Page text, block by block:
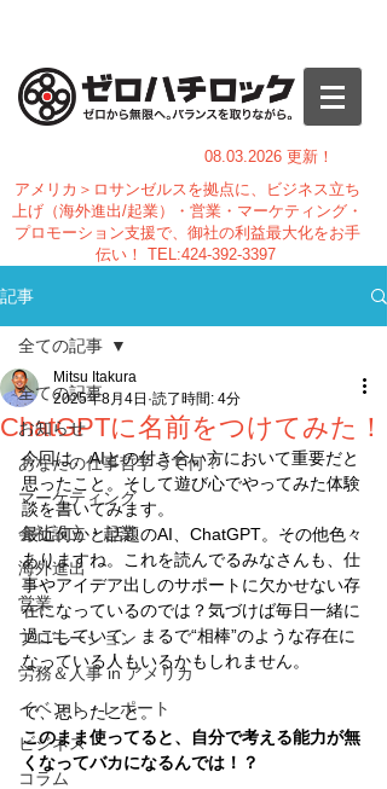
08.03.2026 更新！
アメリカ＞ロサンゼルスを拠点に、ビジネス立ち
上げ（海外進出/起業）・営業・マーケティング・
プロモーション支援で、御社の利益最大化をお手
伝い！ TEL:424-392-3397
記事
全ての記事
お知らせ
あなたの仕事哲学って何？
マーケティング
会社設立・起業
海外進出
営業
プロモーション
労務＆人事 in アメリカ
イベント・レポート
ビジネス
コラム
全ての記事
ChatGPTに名前をつけてみた！
Mitsu Itakura
2025年8月4日 読了時間: 4分
今回は、AIとの付き合い方において重要だと
思ったこと。そして遊び心でやってみた体験
談を書いてみます。
最近何かと話題のAI、ChatGPT。その他色々
ありますね。これを読んでるみなさんも、仕
事やアイデア出しのサポートに欠かせない存
在になっているのでは？気づけば毎日一緒に
過ごしていて、まるで“相棒”のような存在に
なっている人もいるかもしれません。
で、思ったこと。
このまま使ってると、自分で考える能力が無
くなってバカになるんでは！？